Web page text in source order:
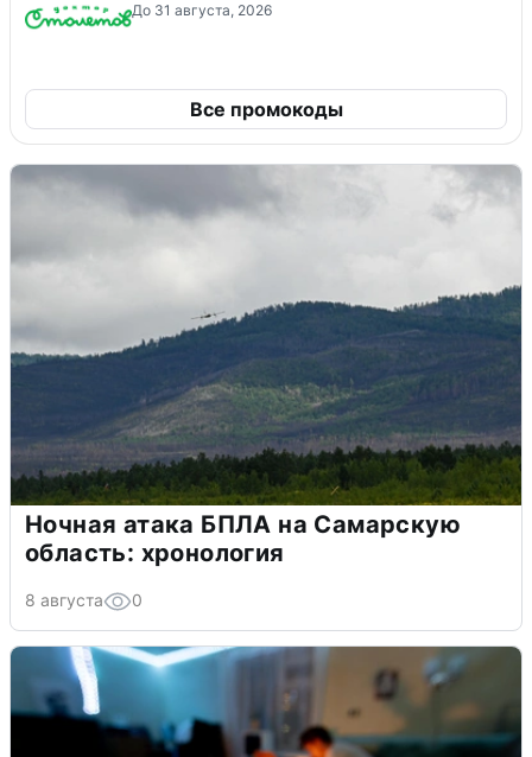
До 31 августа, 2026
Все промокоды
Ночная атака БПЛА на Самарскую
область: хронология
8 августа 0